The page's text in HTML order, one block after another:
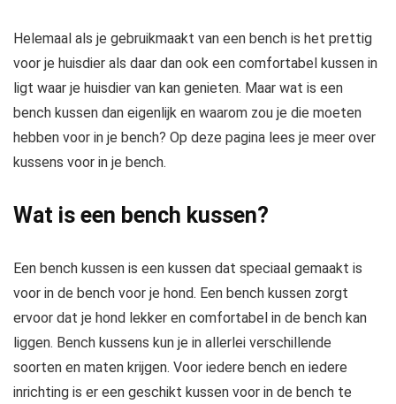
Helemaal als je gebruikmaakt van een bench is het prettig
voor je huisdier als daar dan ook een comfortabel kussen in
ligt waar je huisdier van kan genieten. Maar wat is een
bench kussen dan eigenlijk en waarom zou je die moeten
hebben voor in je bench? Op deze pagina lees je meer over
kussens voor in je bench.
Wat is een bench kussen?
Een bench kussen is een kussen dat speciaal gemaakt is
voor in de bench voor je hond. Een bench kussen zorgt
ervoor dat je hond lekker en comfortabel in de bench kan
liggen. Bench kussens kun je in allerlei verschillende
soorten en maten krijgen. Voor iedere bench en iedere
inrichting is er een geschikt kussen voor in de bench te